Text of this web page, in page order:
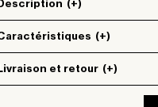
Description (+)
(+)
Livraison et retour (+)